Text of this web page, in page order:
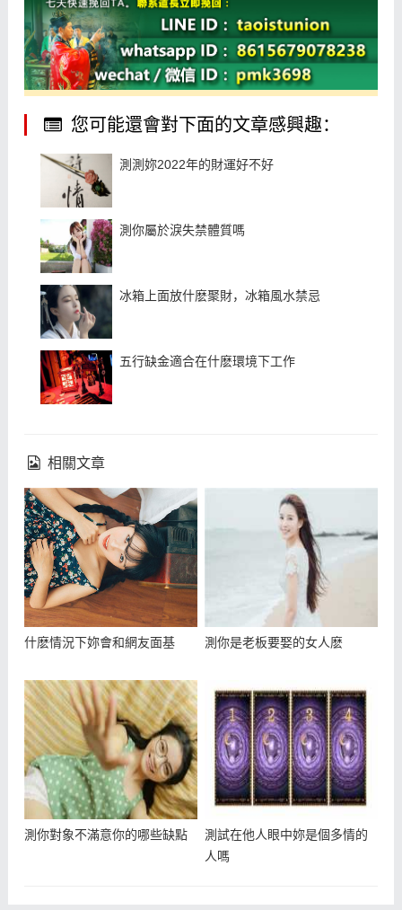
您可能還會對下面的文章感興趣：
測測妳2022年的財運好不好
測你屬於淚失禁體質嗎
冰箱上面放什麽聚財，冰箱風水禁忌
五行缺金適合在什麽環境下工作
相關文章
什麽情況下妳會和網友面基 測你是老板要娶的女人麽
測你對象不滿意你的哪些缺點
測試在他人眼中妳是個多情的
人嗎